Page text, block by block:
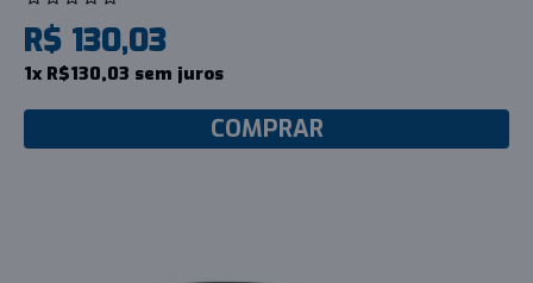
R$ 130,03
1x R$130,03 sem juros
COMPRAR